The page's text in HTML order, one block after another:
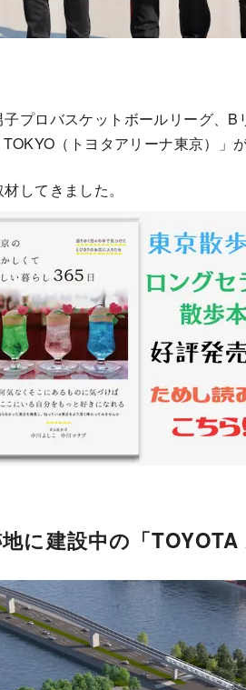
プロバスケットボールリーグ、
（トヨタアリーナ東京）」
してきました。
に建設中の「TOYOTA